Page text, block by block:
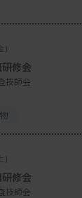
修会
技師会
修会
技師会